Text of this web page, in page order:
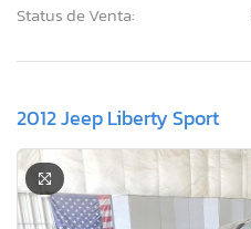
Status de Venta:
2012 Jeep Liberty Sport